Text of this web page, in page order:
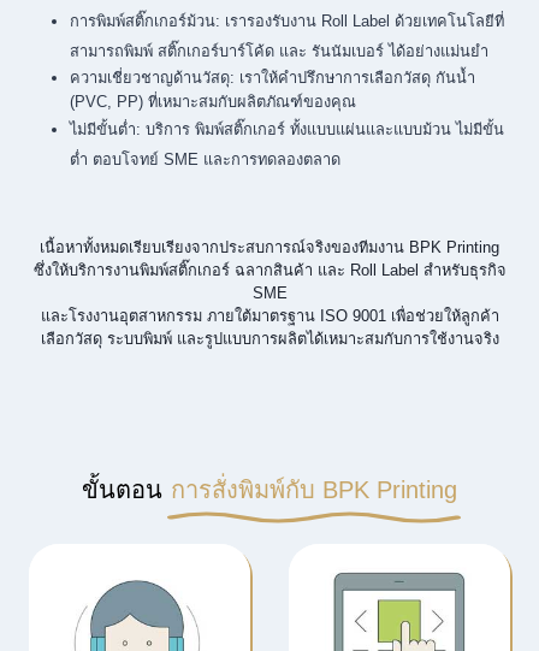
การพิมพ์สติ๊กเกอร์ม้วน: เรารองรับงาน Roll Label ด้วยเทคโนโลยีที่
สามารถพิมพ์ สติ๊กเกอร์บาร์โค้ด และ รันนัมเบอร์ ได้อย่างแม่นยำ
ความเชี่ยวชาญด้านวัสดุ: เราให้คำปรึกษาการเลือกวัสดุ กันน้ำ
(PVC, PP) ที่เหมาะสมกับผลิตภัณฑ์ของคุณ
ไม่มีขั้นต่ำ: บริการ พิมพ์สติ๊กเกอร์ ทั้งแบบแผ่นและแบบม้วน ไม่มีขั้น
ต่ำ ตอบโจทย์ SME และการทดลองตลาด
เนื้อหาทั้งหมดเรียบเรียงจากประสบการณ์จริงของทีมงาน BPK Printing
ซึ่งให้บริการงานพิมพ์สติ๊กเกอร์ ฉลากสินค้า และ Roll Label สำหรับธุรกิจ
SME
และโรงงานอุตสาหกรรม ภายใต้มาตรฐาน ISO 9001 เพื่อช่วยให้ลูกค้า
เลือกวัสดุ ระบบพิมพ์ และรูปแบบการผลิตได้เหมาะสมกับการใช้งานจริง
ขั้นตอน การสั่งพิมพ์กับ BPK Printing